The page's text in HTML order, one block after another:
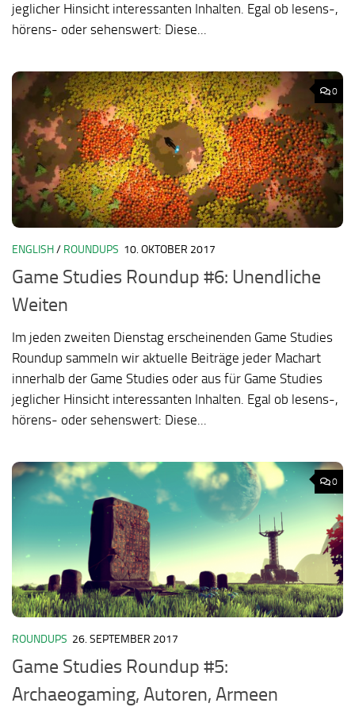
jeglicher Hinsicht interessanten Inhalten. Egal ob lesens-,
hörens- oder sehenswert: Diese...
0
ENGLISH/ ROUNDUPS 10. OKTOBER 2017
Game Studies Roundup #6: Unendliche
Weiten
Im jeden zweiten Dienstag erscheinenden Game Studies
Roundup sammeln wir aktuelle Beiträge jeder Machart
innerhalb der Game Studies oder aus für Game Studies
jeglicher Hinsicht interessanten Inhalten. Egal ob lesens-,
hörens- oder sehenswert: Diese...
0
ROUNDUPS 26. SEPTEMBER 2017
Game Studies Roundup #5:
Archaeogaming, Autoren, Armeen